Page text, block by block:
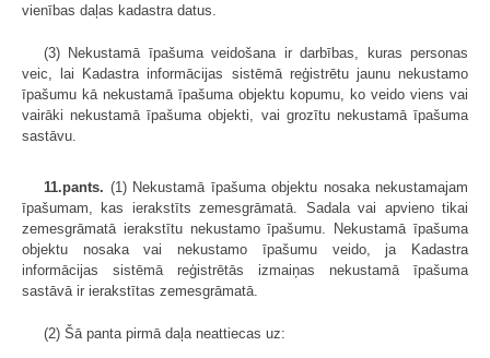
vienības daļas kadastra datus.
(3) Nekustamā īpašuma veidošana ir darbības, kuras personas
veic, lai Kadastra informācijas sistēmā reģistrētu jaunu nekustamo
īpašumu kā nekustamā īpašuma objektu kopumu, ko veido viens vai
vairāki nekustamā īpašuma objekti, vai grozītu nekustamā īpašuma
sastāvu.
11.pants. (1) Nekustamā īpašuma objektu nosaka nekustamajam
īpašumam, kas ierakstīts zemesgrāmatā. Sadala vai apvieno tikai
zemesgrāmatā ierakstītu nekustamo īpašumu. Nekustamā īpašuma
objektu nosaka vai nekustamo īpašumu veido, ja Kadastra
informācijas sistēmā reģistrētās izmaiņas nekustamā īpašuma
sastāvā ir ierakstītas zemesgrāmatā.
(2) Šā panta pirmā daļa neattiecas uz: